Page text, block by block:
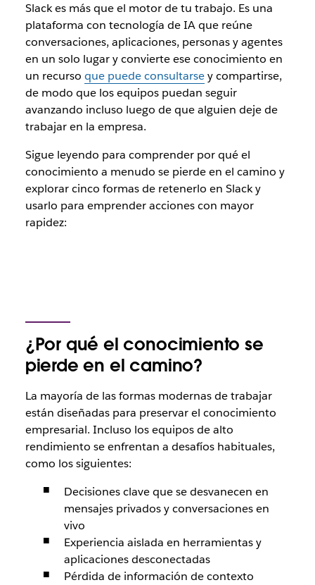
Slack es más que el motor de tu trabajo. Es una
plataforma con tecnología de IA que reúne
conversaciones, aplicaciones, personas y agentes
en un solo lugar y convierte ese conocimiento en
un recurso que puede consultarsey compartirse,
de modo que los equipos puedan seguir
avanzando incluso luego de que alguien deje de
trabajar en la empresa.
Sigue leyendo para comprender por qué el
conocimiento a menudo se pierde en el camino y
explorar cinco formas de retenerlo en Slack y
usarlo para emprender acciones con mayor
rapidez:
¿Por qué el conocimiento se
pierde en el camino?
La mayoría de las formas modernas de trabajar
están diseñadas para preservar el conocimiento
empresarial. Incluso los equipos de alto
rendimiento se enfrentan a desafíos habituales,
como los siguientes:
Decisiones clave que se desvanecen en
mensajes privados y conversaciones en
vivo
Experiencia aislada en herramientas y
aplicaciones desconectadas
Pérdida de información de contexto